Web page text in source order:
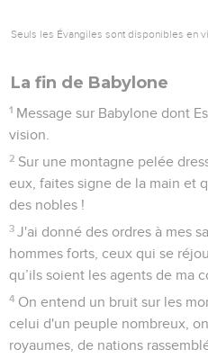
Seuls les Évangiles sont disponibles en
La fin de Babylone
1 Message sur Babylone dont
vision.
2 Sur une montagne pelée
eux, faites signe de la main et
des nobles !
3 J'ai donné des ordres à mes
hommes forts, ceux qui se
qu’ils soient les agents de ma
4 On entend un bruit sur les
celui d'un peuple nombreux,
royaumes, de nations